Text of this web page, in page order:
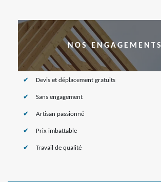
NOS ENGAGEMENTS
Devis et déplacement gratuits
Sans engagement
Artisan passionné
Prix imbattable
Travail de qualité